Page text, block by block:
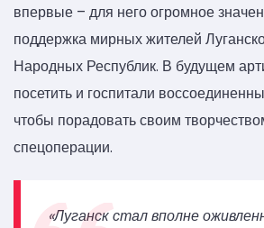
впервые – для него огромное
поддержка мирных жителей
Народных Республик. В будущем
посетить и госпитали
чтобы порадовать своим
спецоперации.
«Луганск стал вполне